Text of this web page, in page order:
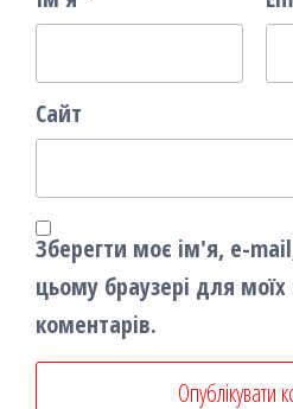
Сайт
Зберегти моє ім'я, e-
цьому браузері для
коментарів.